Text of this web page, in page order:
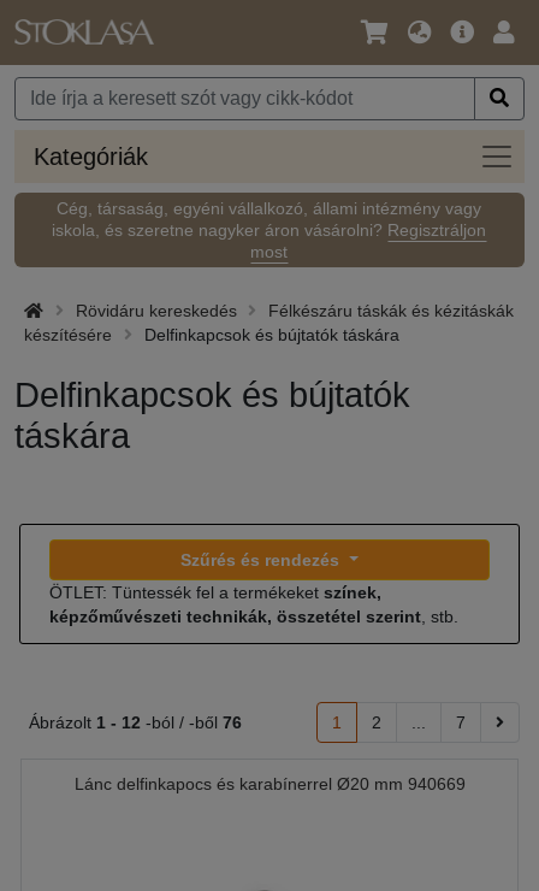
Nyelv
Pénznem
Fő
Kategóriák
Cég, társaság, egyéni vállalkozó, állami intézmény vagy
iskola, és szeretne nagyker áron vásárolni? Regisztráljon
most
Rövidáru kereskedés
Félkészáru táskák és kézitáskák
készítésére
Delfinkapcsok és bújtatók táskára
Delfinkapcsok és bújtatók
táskára
Szűrés és rendezés
ÖTLET: Tüntessék fel a termékeket színek,
képzőművészeti technikák, összetétel szerint , stb.
Ábrázolt 1 - 12 -ból / -ből 76 1 2 7
Lánc delfinkapocs és karabínerrel Ø20 mm 940669